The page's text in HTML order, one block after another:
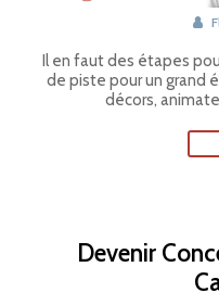
Il en faut des étapes
de piste pour un grand
décors,
Devenir